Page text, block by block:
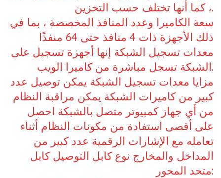
، كما أنها تختلف حسب التخزين.
سعة الكاميرا وعدد المنافذ المخصصة ، بما في
ذلك الأجهزة ذات 4 منافذ حتى 64 منفذًا
معدات تسجيل الشبكة إنها أجهزة تسجيل على
الشبكة تسجل مباشرة من كاميرا الويب.
مزايا معدات تسجيل الشبكة يمكن توصيل عدد
كبير من كاميرات الشبكة يمكن مراقبة النظام
من أي جهاز كمبيوتر متصل بالشبكة احصل
على أقصى استفادة من مكونات النظام أثناء
تعامله مع الإشارات الرقمية عدد كبير من
المداخل والمخارج نوع كابل التوصيل كابل
متحد المحور: